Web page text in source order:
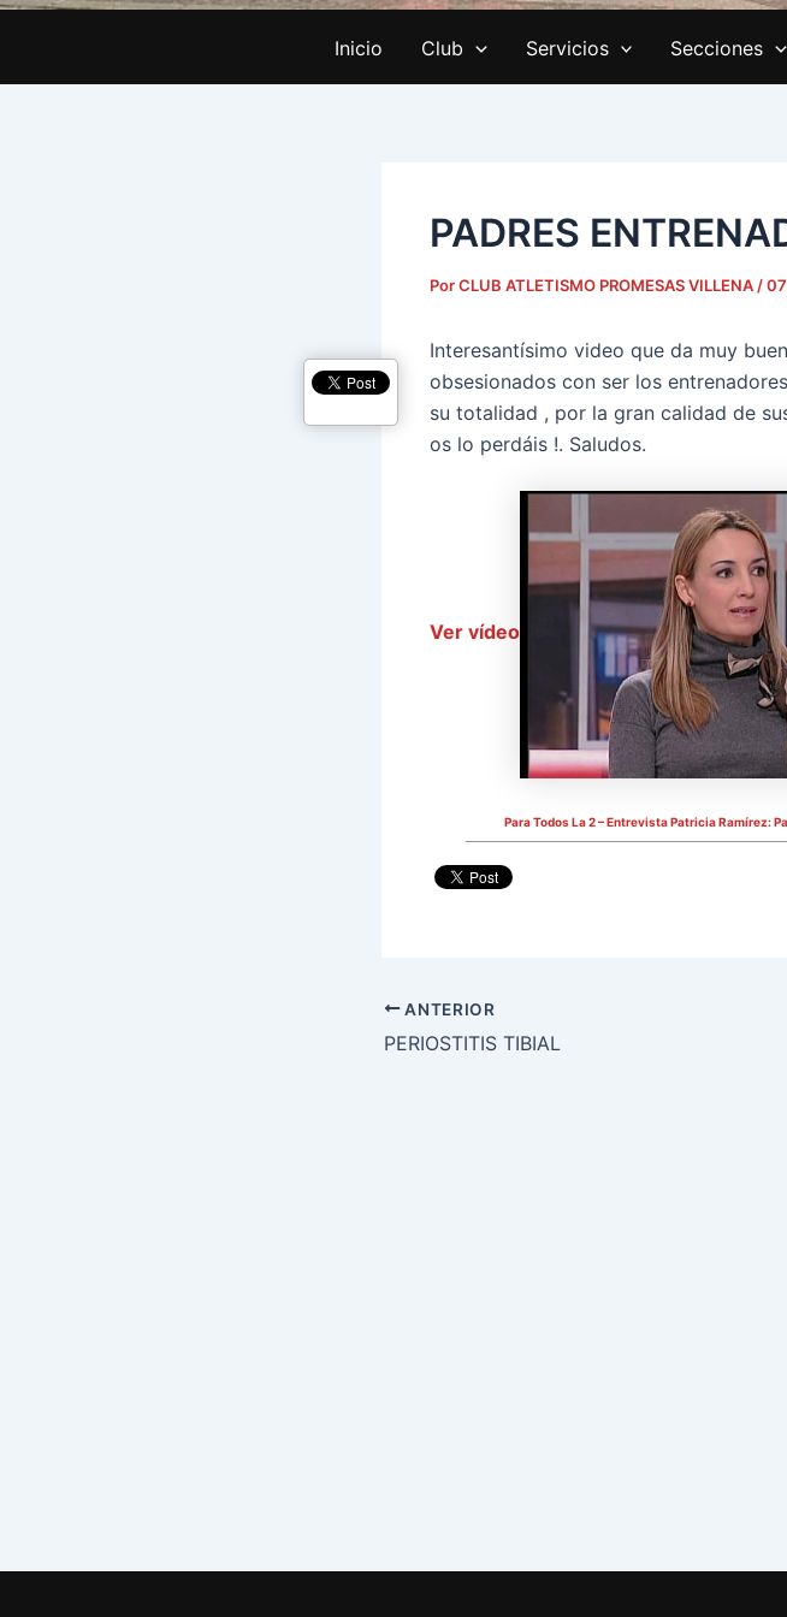
Inicio Club Servicios Secciones
PADRES
PorCLUB ATLETISMO PROMESAS VILLENA /
Interesantísimo video que da muy
obsesionados con ser los
su totalidad , por la gran calidad de
os lo perdáis !. Saludos.
Ver vídeo
Para Todos La 2 – Entrevista Patricia Ramírez:
ANTERIOR
PERIOSTITIS TIBIAL